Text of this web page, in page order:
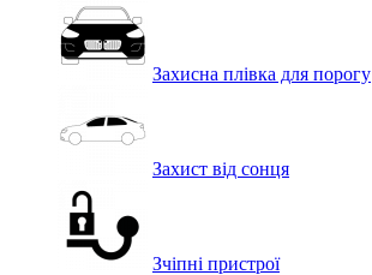
Захисна плівка для порогу
Захист від сонця
Зчіпні пристрої